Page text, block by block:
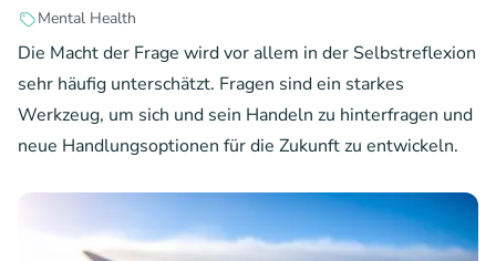
Mental Health
Die Macht der Frage wird vor allem in der Selbstreflexion
sehr häufig unterschätzt. Fragen sind ein starkes
Werkzeug, um sich und sein Handeln zu hinterfragen und
neue Handlungsoptionen für die Zukunft zu entwickeln.